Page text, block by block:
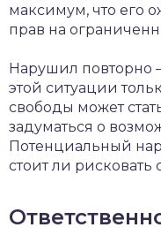
максимум, что его
прав на
Нарушил повторно
этой ситуации
свободы может
задуматься о
Потенциальный
стоит ли рисковать